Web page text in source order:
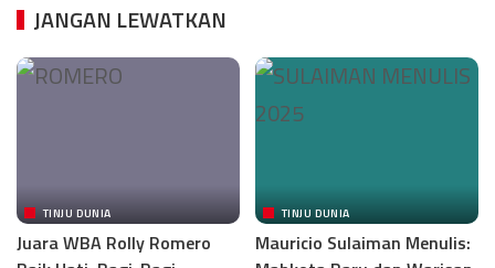
JANGAN LEWATKAN
TINJU DUNIA
Juara WBA Rolly Romero
TINJU DUNIA
Mauricio Sulaiman Menulis: